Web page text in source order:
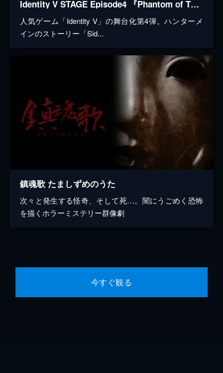
Identity V STAGE Episode4 『Phantom of The Monochrome』 Side:H
人気ゲーム「Identity V」の舞台化第4弾。ハンターメ
インのストーリー「Sid...
鎮魂歌 たましずめのうた
次々と発生する怪奇、そして死…。闇にうごめく恐怖
を描くホラーミステリー群像劇
今すぐ観る